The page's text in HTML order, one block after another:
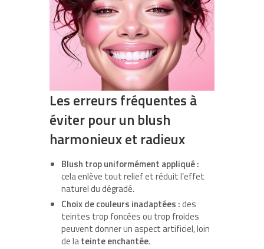
Les erreurs fréquentes à
éviter pour un blush
harmonieux et radieux
Blush trop uniformément appliqué :
cela enlève tout relief et réduit l’effet
naturel du dégradé.
Choix de couleurs inadaptées :des
teintes trop foncées ou trop froides
peuvent donner un aspect artificiel, loin
de lateinte enchantée.